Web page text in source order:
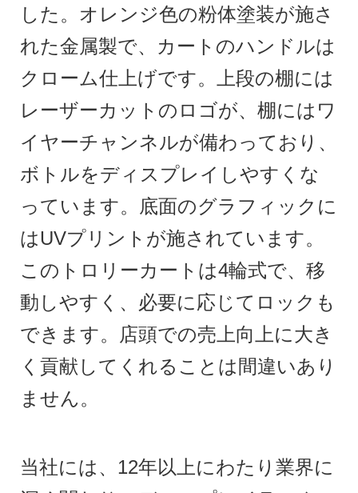
した。オレンジ色の粉体塗装が施さ
れた金属製で、カートのハンドルは
クローム仕上げです。上段の棚には
レーザーカットのロゴが、棚にはワ
イヤーチャンネルが備わっており、
ボトルをディスプレイしやすくな
っています。底面のグラフィックに
はUVプリントが施されています。
このトロリーカートは4輪式で、移
動しやすく、必要に応じてロックも
できます。店頭での売上向上に大き
く貢献してくれることは間違いあり
ません。
当社には、12年以上にわたり業界に